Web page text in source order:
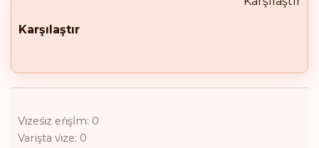
Karşılaştır
Vi̇zesi̇z eri̇şİm: 0
Varişta vi̇ze: 0